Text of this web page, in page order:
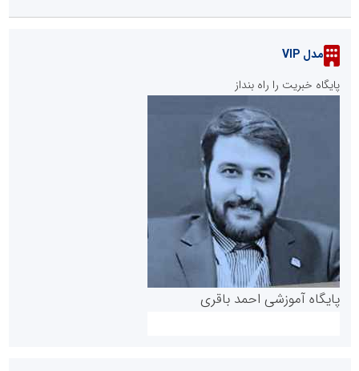
مدل VIP
پایگاه خبریت را راه بنداز
پایگاه آموزشی احمد باقری